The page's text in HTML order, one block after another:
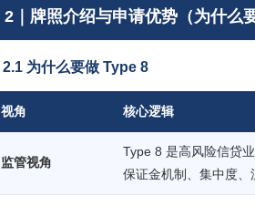
2｜牌照介绍与申请优势（为什么
2.1 为什么要做 Type 8
视角 核心逻辑
监管视角
Type 8 是高风险信贷
保证金机制、集中度、